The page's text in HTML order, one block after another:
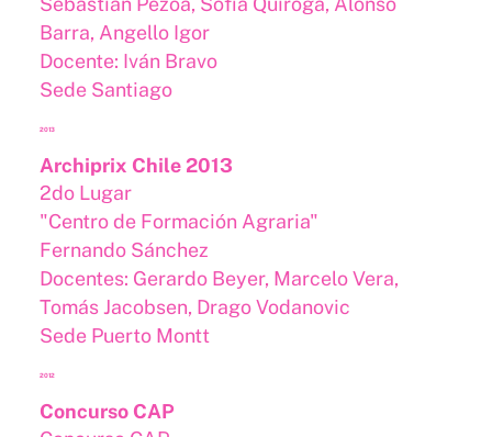
Barra, Angello Igor
Docente: Iván Bravo
Sede Santiago
2013
Archiprix Chile 2013
2do Lugar
"Centro de Formación Agraria"
Fernando Sánchez
Docentes: Gerardo Beyer, Marcelo Vera,
Tomás Jacobsen, Drago Vodanovic
Sede Puerto Montt
2012
Concurso CAP